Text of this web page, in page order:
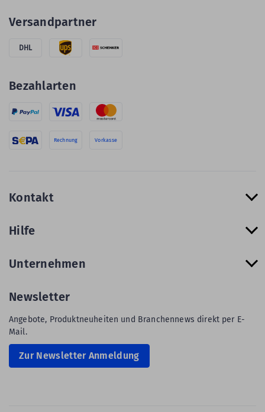
Versandpartner
DHL
Bezahlarten
Rechnung Vorkasse
Kontakt
Hilfe
Unternehmen
Newsletter
Angebote, Produktneuheiten und Branchennews direkt per E-
Mail.
Zur Newsletter Anmeldung